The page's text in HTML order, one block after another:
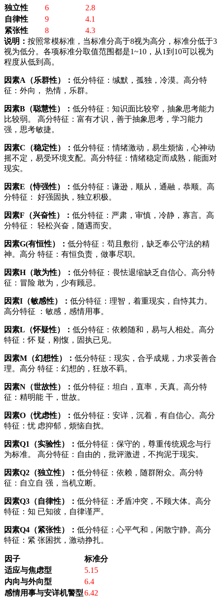
独立性
6
2.8
自律性
9
4.1
紧张性
8
4.3
说明： 按照常模标准，当标准分高于8视为高分，标准分低于3
视为低分。各项标准分取值范围都是1~10，从1到10可以视为
程度从低到高。
因素A（乐群性）： 低分特征：缄默，孤独，冷漠。高分特
征：外向， 热情，乐群。
因素B（聪慧性）： 低分特征：知识面比较窄，抽象思考能力
比较弱。 高分特征：富有才识，善于抽象思考，学习能力
强，思考敏捷。
因素C（稳定性）： 低分特征：情绪激动，易生烦恼，心神动
摇不定，易受环境支配。高分特征：情绪稳定而成熟，能面对
现实。
因素E（恃强性）： 低分特征：谦逊，顺从，通融，恭顺。高
分特征： 好强固执，独立积极。
因素F（兴奋性）： 低分特征：严肃，审慎，冷静，寡言。高
分特征： 轻松兴奋，随遇而安。
因素G(有恒性）： 低分特征：苟且敷衍，缺乏奉公守法的精
神。高分 特征：有恒负责，做事尽职。
因素H（敢为性）： 低分特征：畏怯退缩缺乏自信心。高分特
征：冒险 敢为，少有顾忌。
因素I（敏感性）： 低分特征：理智，着重现实，自恃其力。
高分特征 ：敏感，感情用事。
因素L（怀疑性）： 低分特征：依赖随和，易与人相处。高分
特征：怀 疑，刚愎，固执已见。
因素M（幻想性）： 低分特征：现实，合乎成规，力求妥善合
理。高分 特征：幻想的，狂放不羁。
因素N（世故性）： 低分特征：坦白，直率，天真。高分特
征：精明能 干，世故。
因素O（忧虑性）： 低分特征：安详，沉着，有自信心。高分
特征：忧 虑抑郁，烦恼自扰。
因素Q1（实验性）： 低分特征：保守的，尊重传统观念与行
为标准。 高分特征：自由的，批评激进，不拘泥于现实。
因素Q2（独立性）： 低分特征：依赖，随群附众。高分特
征：自立自 强，当机立断。
因素Q3（自律性）： 低分特征：矛盾冲突，不顾大体。高分
特征：知 已知彼，自律谨严。
因素Q4（紧张性）： 低分特征：心平气和，闲散宁静。高分
特征：紧 张困扰，激动挣扎。
因子
标准分
适应与焦虑型
5.15
内向与外向型
6.4
感情用事与安详机警型6.42